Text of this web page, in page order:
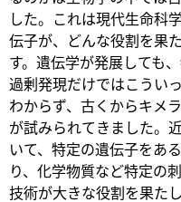
した。これは現代生命科
伝子が、どんな役割を果
す。遺伝学が発展しても
過剰発現だけではこうい
わからず、古くからキメ
が試みられてきました。
いて、特定の遺伝子をあ
り、化学物質など特定の
技術が大きな役割を果た